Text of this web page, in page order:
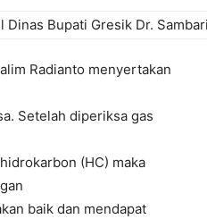
Dinas Bupati Gresik Dr.
Radianto menyertakan
Setelah diperiksa gas
(HC) maka
baik dan mendapat